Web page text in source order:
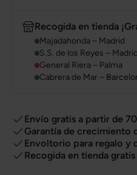
Recogida en tienda
Majadahonda – Madrid
S.S. de los Reyes – Madrid
General Riera – Palma
Cabrera de Mar –
Envío gratis a partir de
Garantía de crecimiento
Envoltorio para regalo y
Recogida en tienda gratis